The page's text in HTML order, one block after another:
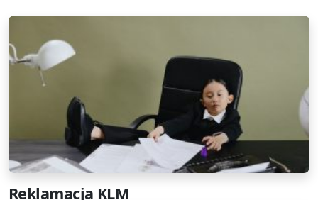
Reklamacja KLM